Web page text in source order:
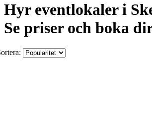
Hyr eventlokaler i
Se priser och boka